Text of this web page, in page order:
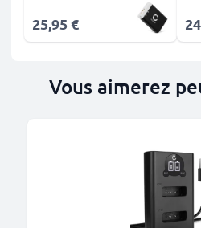
25,95 €
Vous aimerez